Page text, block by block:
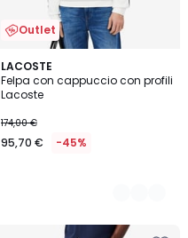
Outlet
LACOSTE
Felpa con cappuccio con profili
Lacoste
174,00 €
95,70 € -45%
2
Colori